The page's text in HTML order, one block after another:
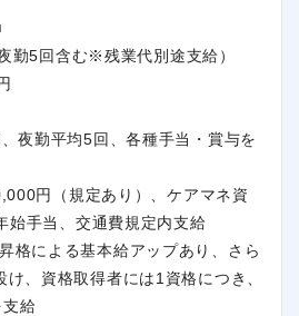
勤5回含む※残業代別途支給）
夜勤平均5回、各種手当・賞与を
円（規定あり）、ケアマネ資
始手当、交通費規定内支給
格による基本給アップあり、さら
、資格取得者には1資格につき、
給